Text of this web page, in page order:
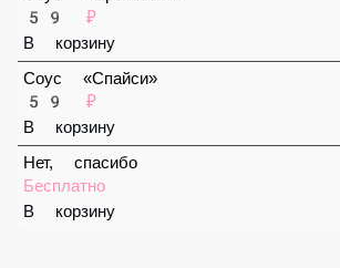
Твист Цезарь
459 ₽
В корзину
Соус «Ореховый»
59 ₽
В корзину
Соус «Спайси»